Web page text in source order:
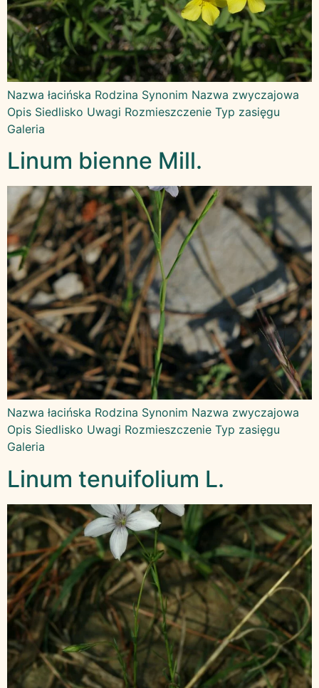
Nazwa łacińska Rodzina Synonim Nazwa zwyczajowa
Opis Siedlisko Uwagi Rozmieszczenie Typ zasięgu
Galeria
Linum bienne Mill.
Nazwa łacińska Rodzina Synonim Nazwa zwyczajowa
Opis Siedlisko Uwagi Rozmieszczenie Typ zasięgu
Galeria
Linum tenuifolium L.